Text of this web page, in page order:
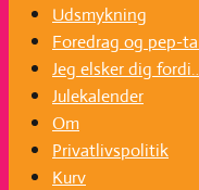
Udsmykning
Foredrag og pep-
Jeg elsker dig
Julekalender
Om
Privatlivspolitik
Kurv